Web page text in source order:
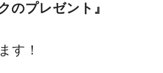
のプレゼント』
す！